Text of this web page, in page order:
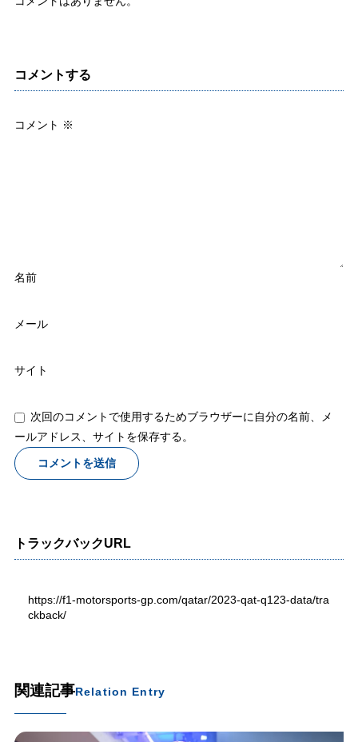
コメントする
コメント ※
名前
メール
サイト
次回のコメントで使用するためブラウザーに自分の名前、メ
ールアドレス、サイトを保存する。
トラックバックURL
https://f1-motorsports-gp.com/qatar/2023-qat-q123-data/tra
ckback/
関連記事Relation Entry